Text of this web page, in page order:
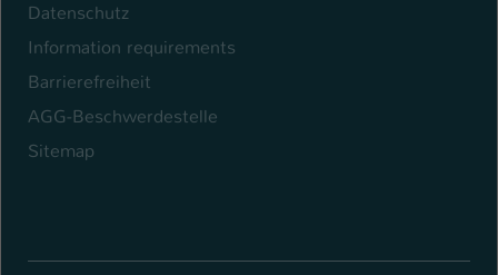
Datenschutz
Information requirements
Barrierefreiheit
AGG-Beschwerdestelle
Sitemap